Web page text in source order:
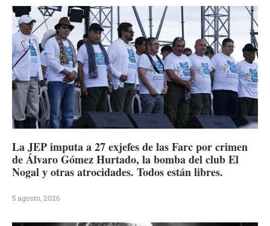
La JEP imputa a 27 exjefes de las Farc por crimen
de Álvaro Gómez Hurtado, la bomba del club El
Nogal y otras atrocidades. Todos están libres.
5 agosto, 2026